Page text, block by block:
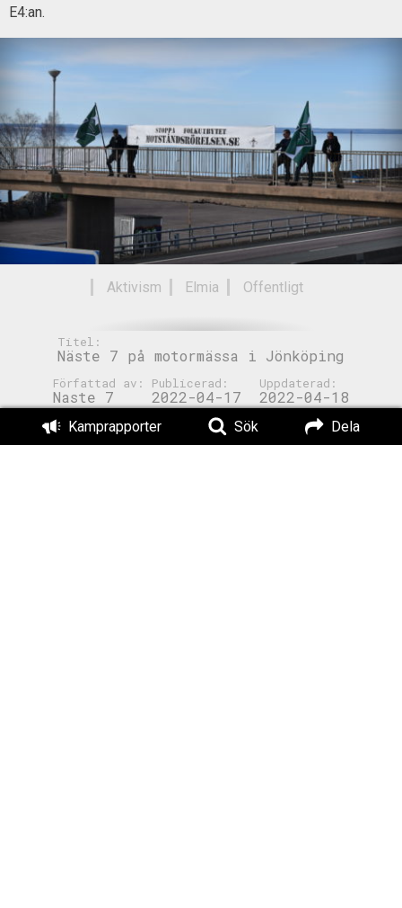
Kamprapporter Sök Dela
E4:an.
Aktivism Elmia Offentligt
Titel:
Näste 7 på motormässa i Jönköping
Författad av:
Naste 7
Publicerad:
2022-04-17
Uppdaterad:
2022-04-18
Läs också: